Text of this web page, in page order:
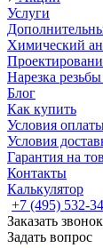
Услуги
Химический
Нарезка
Блог
Как купить
Условия
Условия
Гарантия на
Контакты
Калькулятор
+7 (495)
Заказать звонок
Задать вопрос